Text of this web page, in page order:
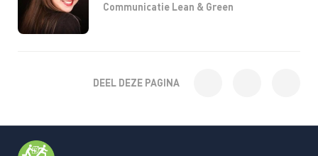
Communicatie Lean & Green
DEEL DEZE PAGINA